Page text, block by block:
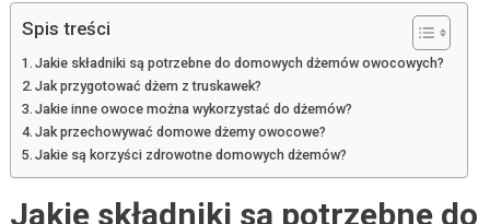
Spis treści
Jakie składniki są potrzebne do domowych dżemów owocowych?
Jak przygotować dżem z truskawek?
Jakie inne owoce można wykorzystać do dżemów?
Jak przechowywać domowe dżemy owocowe?
Jakie są korzyści zdrowotne domowych dżemów?
Jakie składniki są potrzebne do